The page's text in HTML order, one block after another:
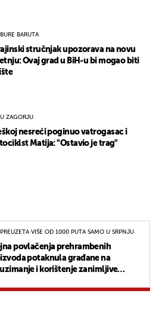
BURE BARUTA
stručnjak upozorava na novu
Ovaj grad u BiH-u bi mogao biti
U ZAGORJU
nesreći poginuo vatrogasac i
Matija: "Ostavio je trag"
PREUZETA VIŠE OD 1000 PUTA SAMO U SRPNJU
povlačenja prehrambenih
potaknula građane na
i korištenje zanimljive